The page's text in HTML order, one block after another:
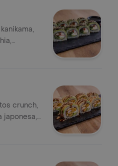
crunch,
japonesa,
teriyaki.